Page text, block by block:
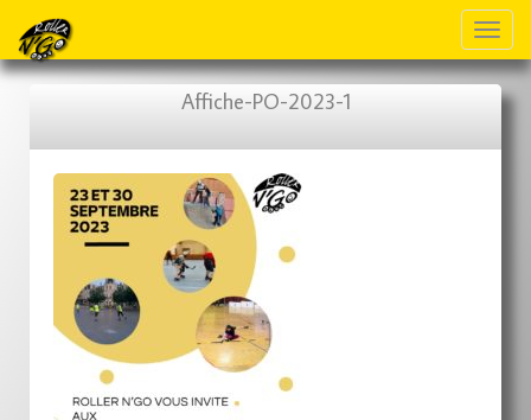
Affiche-PO-2023-1